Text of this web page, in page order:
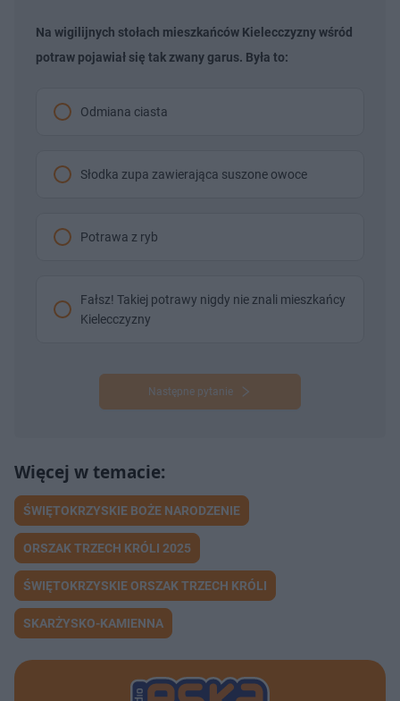
Na wigilijnych stołach mieszkańców Kielecczyzny wśród
potraw pojawiał się tak zwany garus. Była to:
Odmiana ciasta
Słodka zupa zawierająca suszone owoce
Potrawa z ryb
Fałsz! Takiej potrawy nigdy nie znali mieszkańcy
Kielecczyzny
Następne pytanie
ŚWIĘTOKRZYSKIE BOŻE NARODZENIE
ORSZAK TRZECH KRÓLI 2025
ŚWIĘTOKRZYSKIE ORSZAK TRZECH KRÓLI
SKARŻYSKO-KAMIENNA